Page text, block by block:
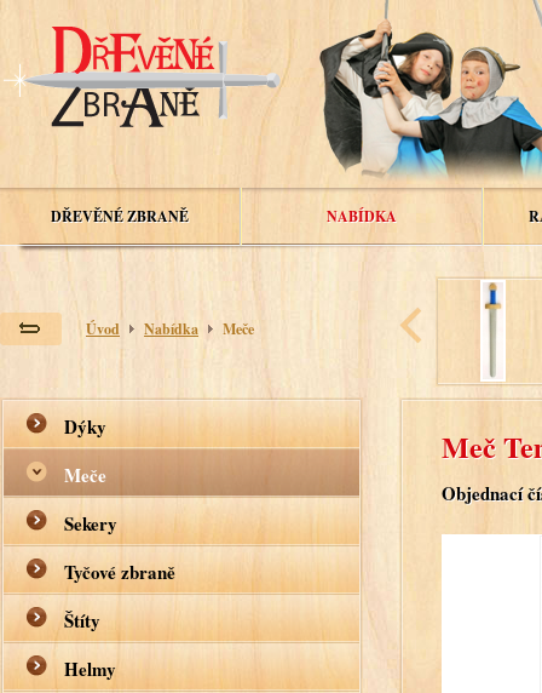
DŘEVĚNÉ ZBRANĚ NABÍDKA
Úvod Nabídka Meče
Dýky
Meče
Sekery
Tyčové zbraně
Štíty
Helmy
Meč
Objednací